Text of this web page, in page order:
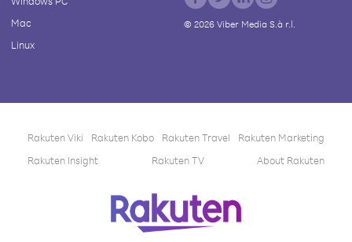
Mac
Linux
© 2026Viber Media S.à r.l.
Rakuten Viki Rakuten Kobo Rakuten Travel
Rakuten Marketing
Rakuten Insight
Rakuten TV About Rakuten